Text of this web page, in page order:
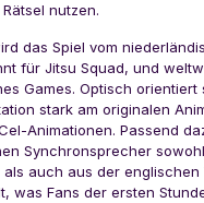
nutzen.
das Spiel vom
für Jitsu Squad, und
Games. Optisch orientiert
stark am originalen
Animationen. Passend
Synchronsprecher
auch aus der englischen
was Fans der ersten